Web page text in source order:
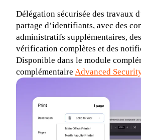
Délégation sécurisée des travaux
partage d’identifiants, avec des
administratifs supplémentaires,
vérification complètes et des
Disponible dans le module
complémentaire Advanced